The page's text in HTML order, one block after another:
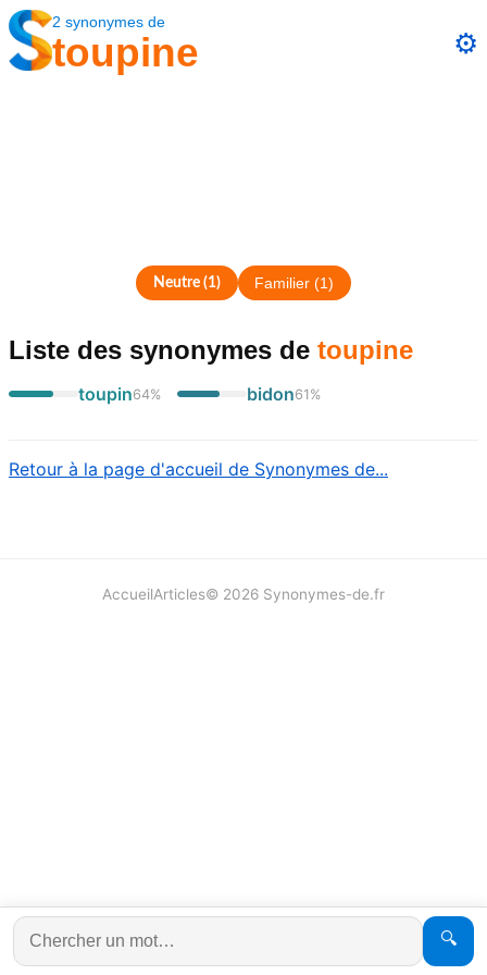
2 synonymes de
toupine ⚙️
Neutre(1) Familier (1)
Liste des synonymes de toupine
toupin64% bidon61%
Retour à la page d'accueil de Synonymes de...
🔍
AccueilArticles© 2026 Synonymes-de.fr